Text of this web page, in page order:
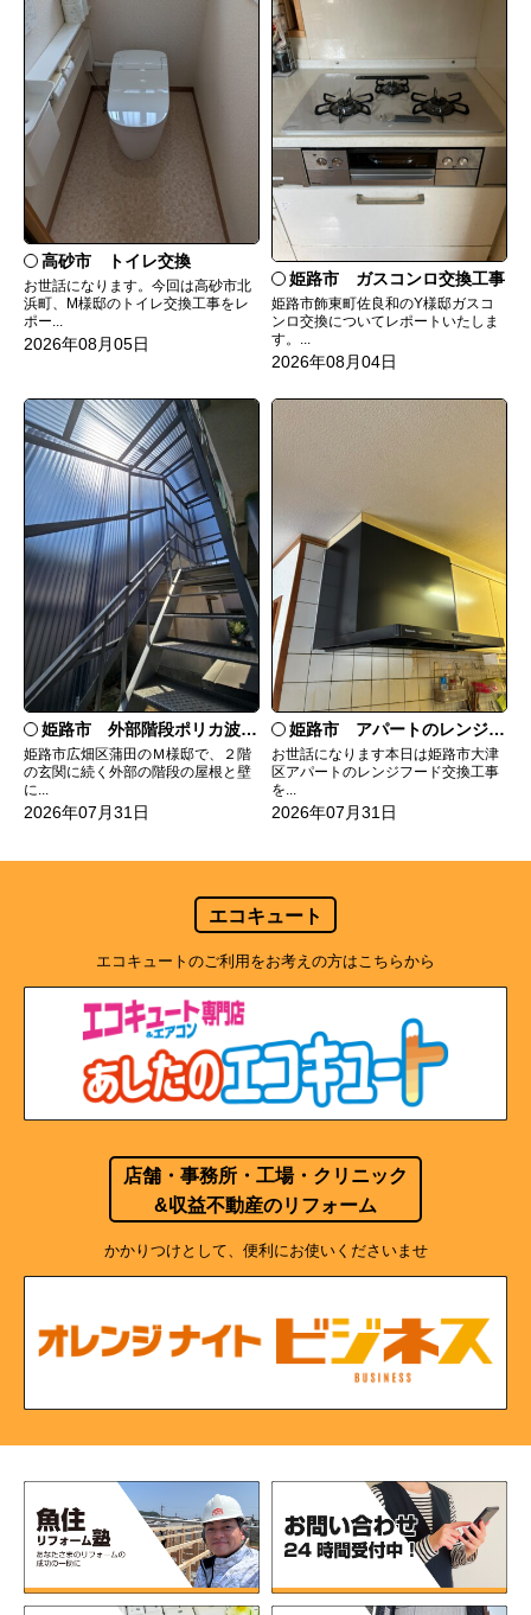
高砂市 トイレ交換
お世話になります。今回は高砂市北
浜町、M様邸のトイレ交換工事をレ
ポー...
2026年08月05日
姫路市 ガスコンロ交換工事
姫路市飾東町佐良和のY様邸ガスコ
ンロ交換についてレポートいたしま
す。...
2026年08月04日
姫路市 外部階段ポリカ波板張替工事
姫路市広畑区蒲田のＭ様邸で、２階
の玄関に続く外部の階段の屋根と壁
に...
2026年07月31日
姫路市 アパートのレンジフード交換
お世話になります本日は姫路市大津
区アパートのレンジフード交換工事
を...
2026年07月31日
エコキュート
エコキュートのご利用をお考えの方はこちらから
店舗・事務所・工場・クリニック
&収益不動産のリフォーム
かかりつけとして、便利にお使いくださいませ